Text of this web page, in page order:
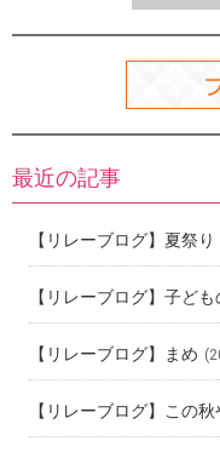
k
最近の記事
【リレーブログ】夏祭り
【リレーブログ】子ど
【リレーブログ】まめ
【リレーブログ】この